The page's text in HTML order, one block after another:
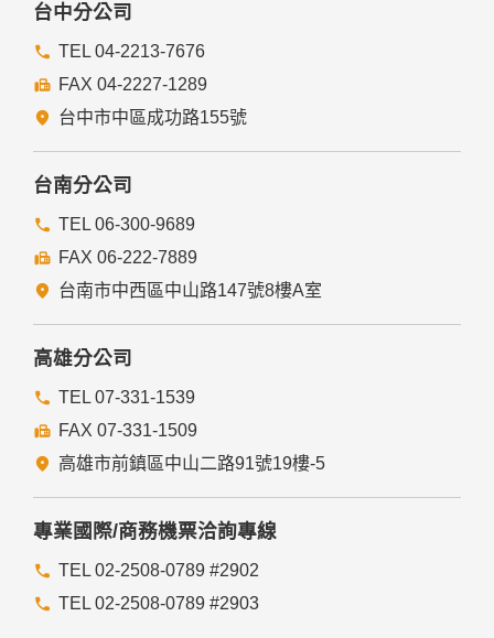
台中分公司
TEL 04-2213-7676
FAX 04-2227-1289
台中市中區成功路155號
台南分公司
TEL 06-300-9689
FAX 06-222-7889
台南市中西區中山路147號8樓A室
高雄分公司
TEL 07-331-1539
FAX 07-331-1509
高雄市前鎮區中山二路91號19樓-5
專業國際/商務機票洽詢專線
TEL 02-2508-0789 #2902
TEL 02-2508-0789 #2903